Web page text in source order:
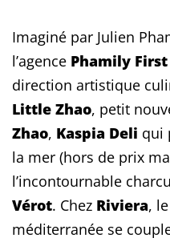
Imaginé par Julien
l’agence Phamily First
direction artistique
Little Zhao, petit
Zhao, Kaspia Deli qui
la mer (hors de prix
l’incontournable
Vérot. Chez Riviera,
méditerranée se